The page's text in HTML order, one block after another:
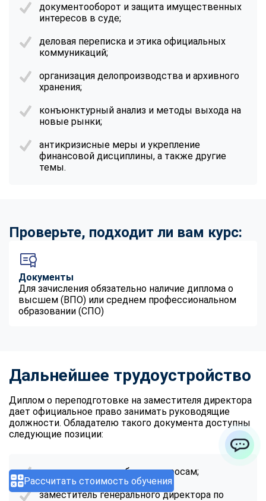
Рассчитать стоимость обучения
документооборот и защита имущественных
интересов в суде;
деловая переписка и этика официальных
коммуникаций;
организация делопроизводства и архивного
хранения;
конъюнктурный анализ и методы выхода на
новые рынки;
антикризисные меры и укрепление
финансовой дисциплины, а также другие
темы.
Проверьте, подходит ли вам курс:
Документы
Для зачисления обязательно наличие диплома о
высшем (ВПО) или среднем профессиональном
образовании (СПО)
Дальнейшее трудоустройство
Диплом о переподготовке на заместителя директора
дает официальное право занимать руководящие
должности. Обладателю такого документа доступны
следующие позиции:
замдиректора по общим вопросам;
заместитель генерального директора по
Мессенджеры
Vkontakte
Max